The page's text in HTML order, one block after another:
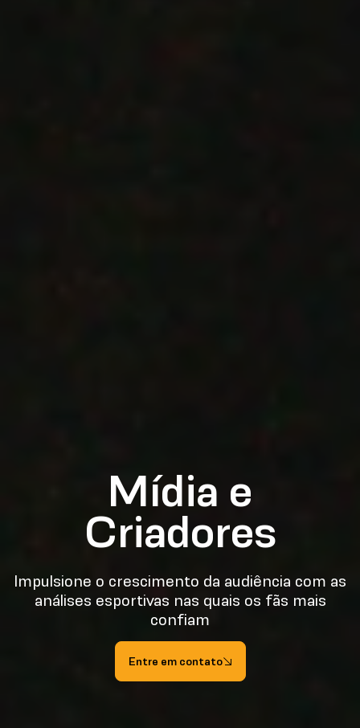
Mídia e
Criadores
Impulsione o crescimento da audiência com as
análises esportivas nas quais os fãs mais
confiam
Entre em contato